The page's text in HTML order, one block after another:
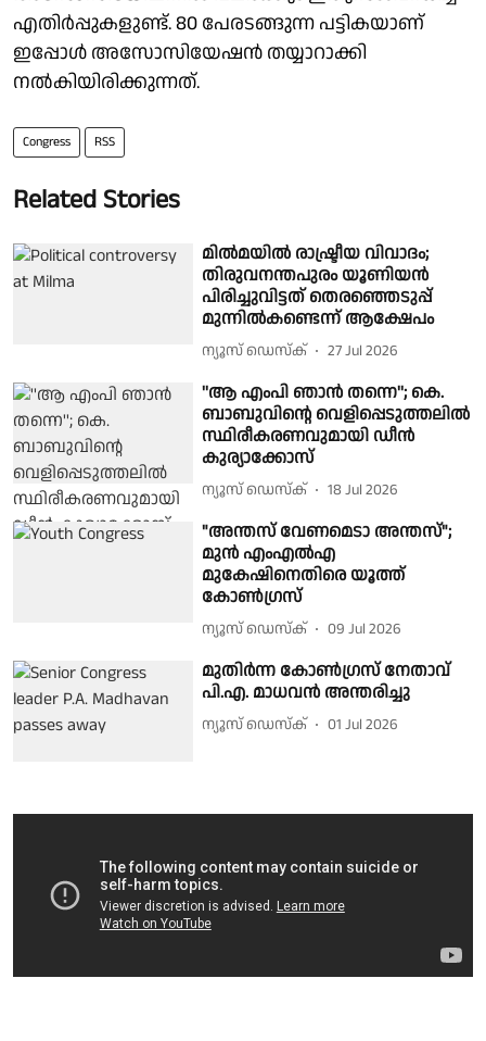
എതിർപ്പുകളുണ്ട്. 80 പേരടങ്ങുന്ന പട്ടികയാണ്
ഇപ്പോൾ അസോസിയേഷൻ തയ്യാറാക്കി
നൽകിയിരിക്കുന്നത്.
Congress RSS
Related Stories
മിൽമയിൽ രാഷ്ട്രീയ വിവാദം;
തിരുവനന്തപുരം യൂണിയൻ
പിരിച്ചുവിട്ടത് തെരഞ്ഞെടുപ്പ്
മുന്നിൽകണ്ടെന്ന് ആക്ഷേപം
ന്യൂസ് ഡെസ്ക് 27 Jul 2026
''ആ എംപി ഞാന്‍ തന്നെ''; കെ.
ബാബുവിന്റെ വെളിപ്പെടുത്തലില്‍
സ്ഥിരീകരണവുമായി ഡീന്‍
കുര്യാക്കോസ്
ന്യൂസ് ഡെസ്ക് 18 Jul 2026
"അന്തസ് വേണമെടാ അന്തസ്";
മുൻ എംഎൽഎ
മുകേഷിനെതിരെ യൂത്ത്
കോൺഗ്രസ്
ന്യൂസ് ഡെസ്ക് 09 Jul 2026
മുതിർന്ന കോൺഗ്രസ് നേതാവ്
പി.എ. മാധവൻ അന്തരിച്ചു
ന്യൂസ് ഡെസ്ക് 01 Jul 2026